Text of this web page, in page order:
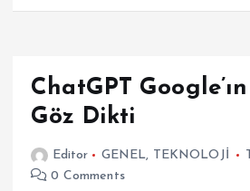
ChatGPT
Göz Dikti
Editor GENEL, TEKNOLOJİ
0 Comments